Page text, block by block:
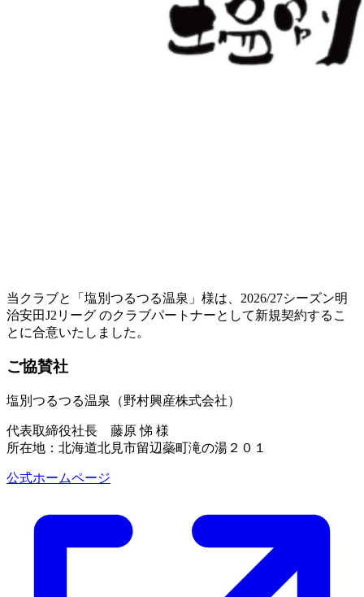
当クラブと「塩別つるつる温泉」様は、2026/27シーズン明
治安田J2リーグ のクラブパートナーとして新規契約するこ
とに合意いたしました。
ご協賛社
塩別つるつる温泉（野村興産株式会社）
代表取締役社長 藤原 悌 様
所在地：北海道北見市留辺蘂町滝の湯２０１
公式ホームページ